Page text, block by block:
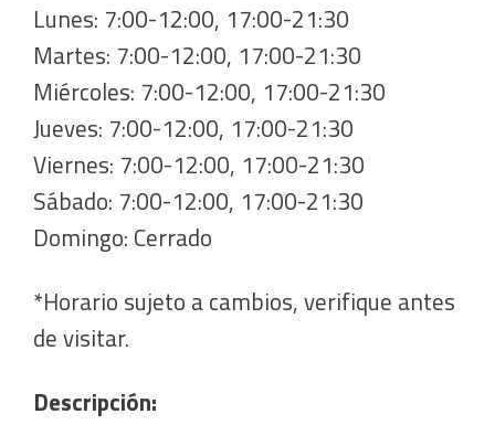
Lunes: 7:00-12:00, 17:00-21:30
Martes: 7:00-12:00, 17:00-21:30
Miércoles: 7:00-12:00, 17:00-21:30
Jueves: 7:00-12:00, 17:00-21:30
Viernes: 7:00-12:00, 17:00-21:30
Sábado: 7:00-12:00, 17:00-21:30
Domingo: Cerrado
*Horario sujeto a cambios, verifique antes
de visitar.
Descripción: